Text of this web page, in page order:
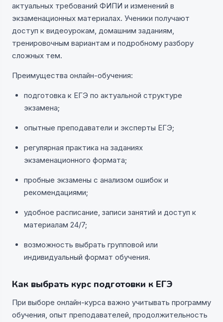
актуальных требований ФИПИ и изменений в
экзаменационных материалах. Ученики получают
доступ к видеоурокам, домашним заданиям,
тренировочным вариантам и подробному разбору
сложных тем.
Преимущества онлайн-обучения:
подготовка к ЕГЭ по актуальной структуре
экзамена;
опытные преподаватели и эксперты ЕГЭ;
регулярная практика на заданиях
экзаменационного формата;
пробные экзамены с анализом ошибок и
рекомендациями;
удобное расписание, записи занятий и доступ к
материалам 24/7;
возможность выбрать групповой или
индивидуальный формат обучения.
Как выбрать курс подготовки к ЕГЭ
При выборе онлайн-курса важно учитывать программу
обучения, опыт преподавателей, продолжительность